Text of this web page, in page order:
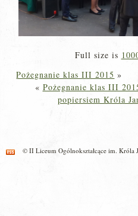
Full size is
Pożegnanie klas III 2015 »
« Pożegnanie klas III
popiersiem Króla
© II Liceum Ogólnokształcące im.